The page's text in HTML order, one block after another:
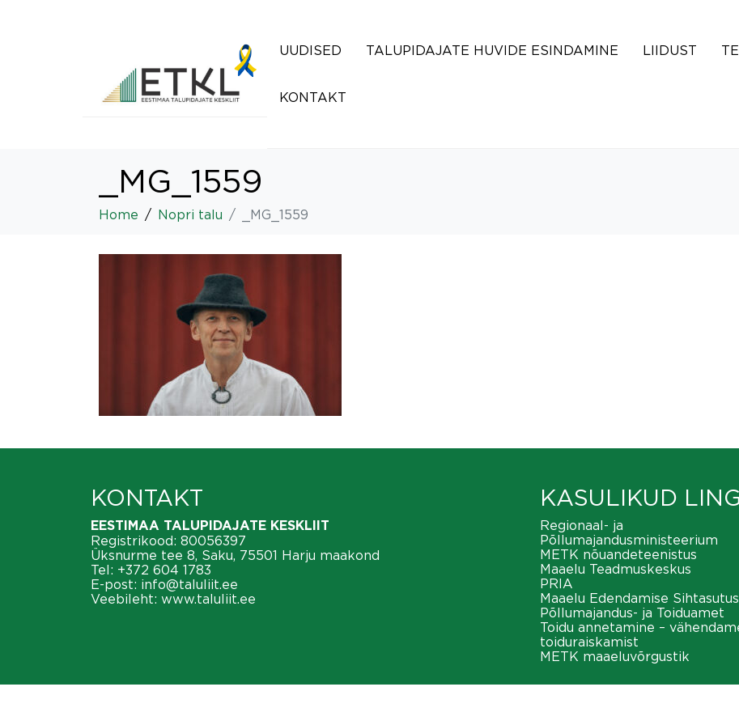
UUDISED TALUPIDAJATE HUVIDE ESINDAMINE LIIDUST
KONTAKT
_MG_1559
Home Nopri talu _MG_1559
KONTAKT
EESTIMAA TALUPIDAJATE KESKLIIT
Registrikood: 80056397
Üksnurme tee 8, Saku, 75501 Harju maakond
Tel: +372 604 1783
E-post: info@taluliit.ee
Veebileht: www.taluliit.ee
KASULIKUD
Regionaal- ja
Põllumajandusministeerium
METK nõuandeteenistus
Maaelu Teadmuskeskus
PRIA
Maaelu Edendamise Sihtasutus
Põllumajandus- ja Toiduamet
Toidu annetamine –
toiduraiskamist
METK maaeluvõrgustik